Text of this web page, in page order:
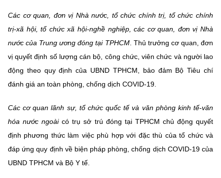
Các cơ quan, đơn vị Nhà nước, tổ chức chính trị, tổ chức chính
trị-xã hội, tổ chức xã hội-nghề nghiệp, các cơ quan, đơn vị Nhà
nước của Trung ương đóng tại TPHCM. Thủ trưởng cơ quan, đơn
vị quyết định số lượng cán bộ, công chức, viên chức và người lao
động theo quy định của UBND TPHCM, bảo đảm Bộ Tiêu chí
đánh giá an toàn phòng, chống dịch COVID-19.
Các cơ quan lãnh sự, tổ chức quốc tế và văn phòng kinh tế-văn
hóa nước ngoàicó trụ sở trú đóng tại TPHCM chủ động quyết
định phương thức làm việc phù hợp với đặc thù của tổ chức và
đáp ứng quy định về biện pháp phòng, chống dịch COVID-19 của
UBND TPHCM và Bộ Y tế.